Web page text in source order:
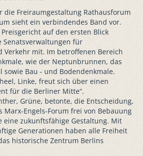
die Freiraumgestaltung Rathausforum
sieht ein verbindendes Band vor.
auf den ersten Blick
für
Verkehr mit. Im betroffenen Bereich
wie der Neptunbrunnen, das
sowie Bau - und Bodendenkmale.
Linke, freut sich über einen
für die Berliner Mitte“.
Grüne, betonte, die Entscheidung,
Marx-Engels-Forum frei von Bebauung
eine zukunftsfähige Gestaltung. Mit
Generationen haben alle Freiheit
historische Zentrum Berlins